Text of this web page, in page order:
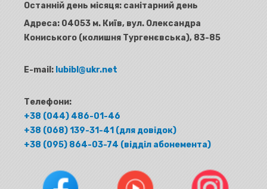
Останній день місяця: санітарний день
Адреса: 04053 м. Київ, вул. Олександра
Кониського (колишня Тургенєвська), 83-85
E-mail: lubibl@ukr.net
Телефони:
+38 (044) 486-01-46
+38 (068) 139-31-41 (для довідок)
+38 (095) 864-03-74 (відділ абонемента)